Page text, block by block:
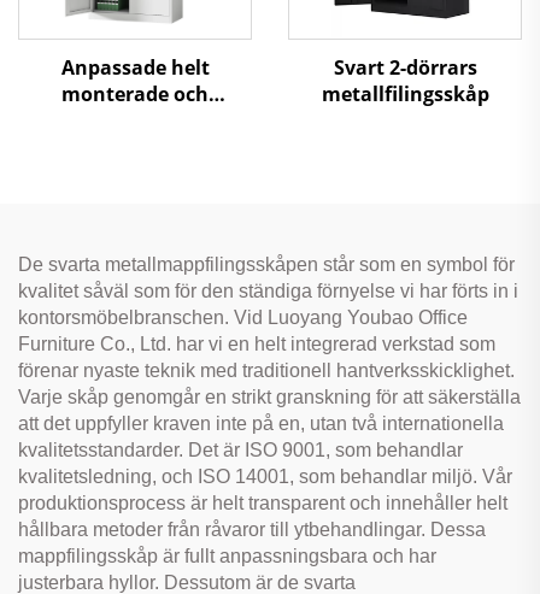
Anpassade helt
monterade och
Svart 2-dörrars
metallfilingsskåp
De svarta metallmappfilingsskåpen står som en symbol för
kvalitet såväl som för den ständiga förnyelse vi har förts in i
kontorsmöbelbranschen. Vid Luoyang Youbao Office
Furniture Co., Ltd. har vi en helt integrerad verkstad som
förenar nyaste teknik med traditionell hantverksskicklighet.
Varje skåp genomgår en strikt granskning för att säkerställa
att det uppfyller kraven inte på en, utan två internationella
kvalitetsstandarder. Det är ISO 9001, som behandlar
kvalitetsledning, och ISO 14001, som behandlar miljö. Vår
produktionsprocess är helt transparent och innehåller helt
hållbara metoder från råvaror till ytbehandlingar. Dessa
mappfilingsskåp är fullt anpassningsbara och har
justerbara hyllor. Dessutom är de svarta